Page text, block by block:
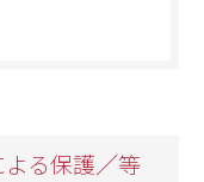
る保護／等